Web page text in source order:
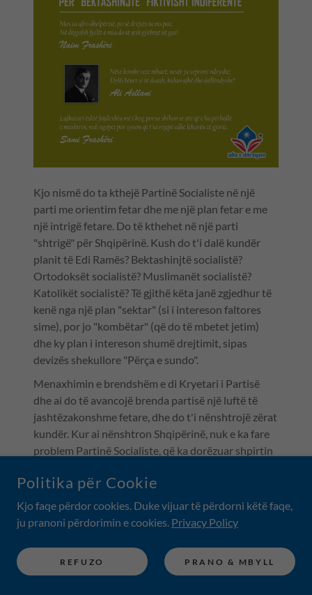
Kjo nismë do ta kthejë Partinë Socialiste në një
parti me orientim fetar dhe me një plan fetar e me
një intrigë fetare. Do të kthehet në një parti
"shtrigë" për Shqipërinë. Kush do t'i dalë kundër
planit të Edi Ramës? Bektashinjtë socialistë?
Ortodoksët socialistë? Muslimanët socialistë?
Katolikët socialistë? Të gjithë këta janë zgjedhur të
kenë nga një plan "sektar" (si i intereson faltores
sime), por jo "kombëtar" (që do të mbetet jetim)
dhe ky plan i intereson shumë drejtimit, sipas
devizës shekullore "Përça e sundo".
Menaxhimin e brendshëm e di Kryetari i Partisë
dhe ai do të avancojë brenda partisë një luftë të
jashtëzakonshme fetare, dhe do t'i nënshtrojë zërat
kundër. Kur ai nënshtron Shqipërinë, nuk e ka fare
problem Partinë Socialiste, që ka dorëzuar shpirtin
mban "tesrën e partisë".
Politika për Cookie
Kjo faqe përdor cookies. Duke vijuar të përdorni këtë faqe,
ju pranoni përdorimin e cookies. Privacy Policy
REFUZO PRANO & MBYLL